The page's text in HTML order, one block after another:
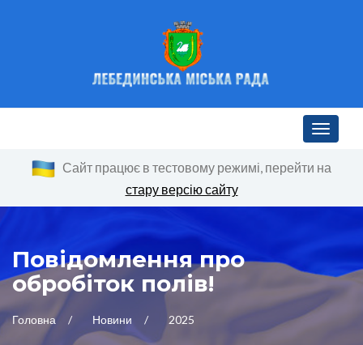
Toggle
Сайт працює в тестовому режимі, перейти на
стару версію сайту
Повідомлення про
обробіток полів!
Головна Новини 2025